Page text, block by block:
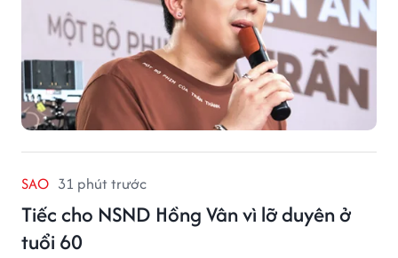
SAO 31 phút trước
Tiếc cho NSND Hồng Vân vì lỡ duyên ở
tuổi 60